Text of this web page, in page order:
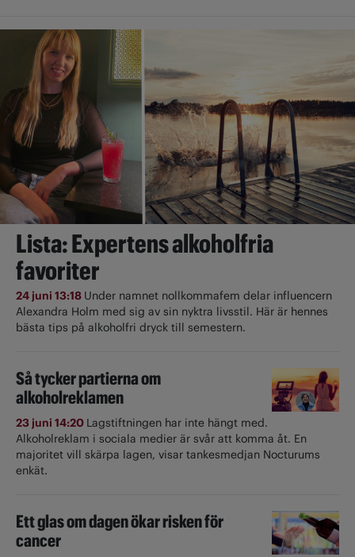
Lista: Expertens alkoholfria
favoriter
24 juni 13:18 Under namnet nollkommafem delar influencern
Alexandra Holm med sig av sin nyktra livsstil. Här är hennes
bästa tips på alkoholfri dryck till semestern.
Så tycker partierna om
alkoholreklamen
23 juni 14:20 Lagstiftningen har inte hängt med.
Alkoholreklam i sociala medier är svår att komma åt. En
majoritet vill skärpa lagen, visar tankesmedjan Nocturums
enkät.
Ett glas om dagen ökar risken för
cancer